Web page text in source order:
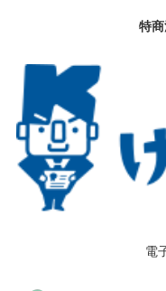
特
電